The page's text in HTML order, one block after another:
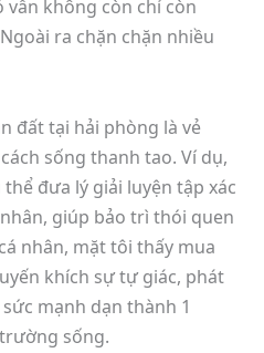
không còn chỉ còn
ra chặn chặn nhiều
đất tại hải phòng là vẻ
sống thanh tao. Ví dụ,
đưa lý giải luyện tập xác
giúp bảo trì thói quen
nhân, mặt tôi thấy mua
khích sự tự giác, phát
mạnh dạn thành 1
sống.